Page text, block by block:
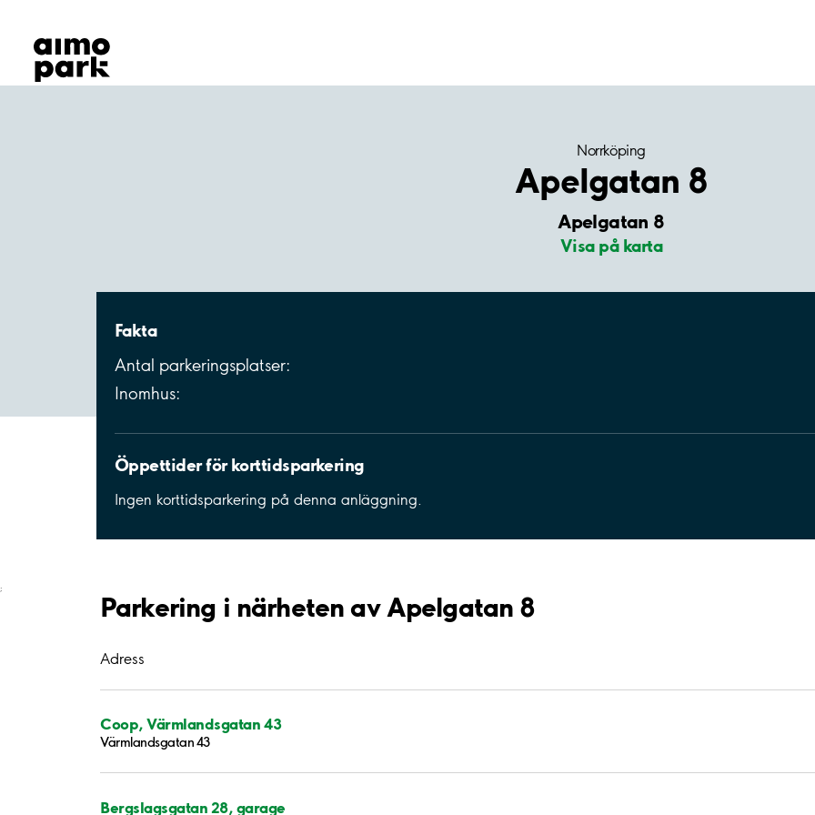
Hitta parkering
Samarbete
Kundservice
Norrköping
Apelgatan 8
Apelgatan 8
Visa på karta
Fakta
Antal parkeringsplatser:
Inomhus:
Öppettider för korttidsparkering
Ingen korttidsparkering på denna anläggning.
;
Parkering i närheten av Apelgatan 8
Adress
Coop, Värmlandsgatan 43
Värmlandsgatan 43
Bergslagsgatan 28, garage